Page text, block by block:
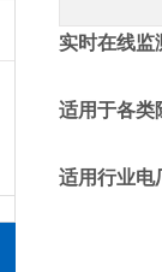
实时在线
适用于各类
适用行业电